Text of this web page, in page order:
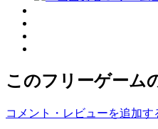
このフリーゲーム
コメント・レビューを追加す